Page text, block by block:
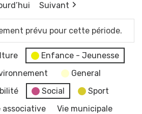
Suivant
prévu pour cette période.
Enfance - Jeunesse
General
Social
Sport
associative
Vie municipale